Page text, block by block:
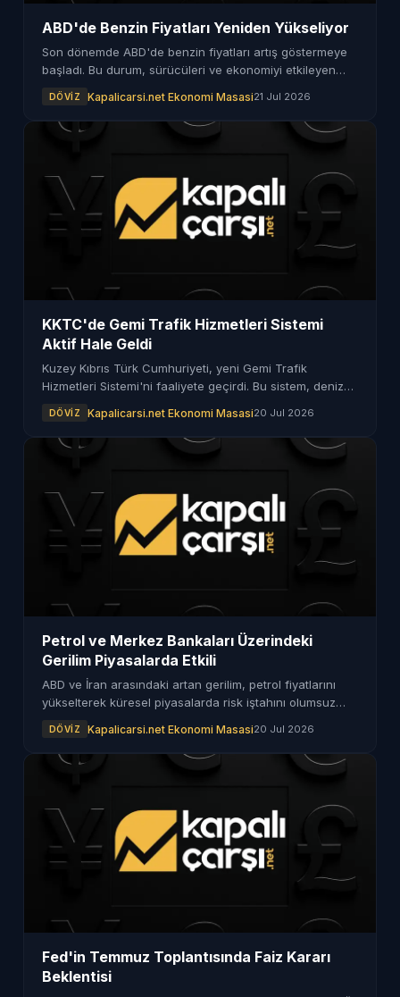
ABD'de Benzin Fiyatları Yeniden Yükseliyor
Son dönemde ABD'de benzin fiyatları artış göstermeye
başladı. Bu durum, sürücüleri ve ekonomiyi etkileyen
DÖVIZ Kapalicarsi.net Ekonomi Masasi21 Jul 2026
KKTC'de Gemi Trafik Hizmetleri Sistemi
Aktif Hale Geldi
Kuzey Kıbrıs Türk Cumhuriyeti, yeni Gemi Trafik
Hizmetleri Sistemi'ni faaliyete geçirdi. Bu sistem, deniz
DÖVIZ Kapalicarsi.net Ekonomi Masasi20 Jul 2026
Petrol ve Merkez Bankaları Üzerindeki
Gerilim Piyasalarda Etkili
ABD ve İran arasındaki artan gerilim, petrol fiyatlarını
yükselterek küresel piyasalarda risk iştahını olumsuz
DÖVIZ Kapalicarsi.net Ekonomi Masasi20 Jul 2026
Fed'in Temmuz Toplantısında Faiz Kararı
Beklentisi